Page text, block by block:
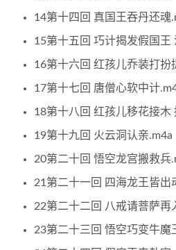
14第十四回 真国王吞丹还魂
15第十五回 巧计揭发假国王
16第十六回 红孩儿乔装打扮
17第十七回 唐僧心软中计
18第十八回 红孩儿移花接木
19第十九回 火云洞认亲.m4a
20第二十回 悟空龙宫搬救兵
21第二十一回 四海龙王皆出
22第二十二回 八戒请菩萨再
23第二十三回 悟空巧变牛魔